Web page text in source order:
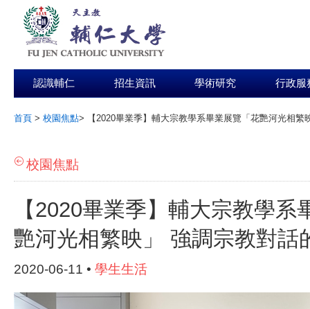
認識輔仁 招生資訊 學術研究 行政服
首頁 > 校園焦點> 【2020畢業季】輔大宗教學系畢業展覽「花艷河光相
校園焦點
【2020畢業季】輔大宗教學系
艷河光相繁映」 強調宗教對話
2020-06-11 • 學生生活